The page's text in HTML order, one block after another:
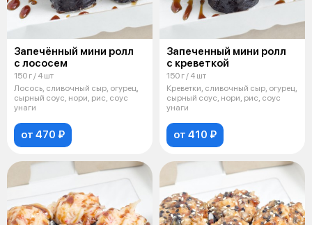
Запечённый мини ролл
с лососем
150 г / 4 шт
Лосось, сливочный сыр, огурец,
сырный соус, нори, рис, соус
унаги
от 470 ₽
Запеченный мини ролл
с креветкой
150 г / 4 шт
Креветки, сливочный сыр, огурец,
сырный соус, нори, рис, соус
унаги
от 410 ₽